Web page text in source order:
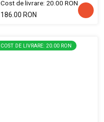
Cost de livrare: 20.00 RON
186.00 RON
COST DE LIVRARE: 20.00 RON